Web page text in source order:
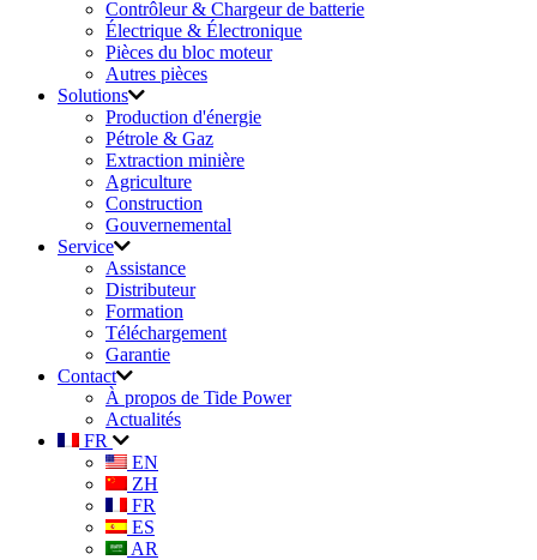
Contrôleur & Chargeur de batterie
Électrique & Électronique
Pièces du bloc moteur
Autres pièces
Solutions
Production d'énergie
Pétrole & Gaz
Extraction minière
Agriculture
Construction
Gouvernemental
Service
Assistance
Distributeur
Formation
Téléchargement
Garantie
Contact
À propos de Tide Power
Actualités
FR
EN
ZH
FR
ES
AR